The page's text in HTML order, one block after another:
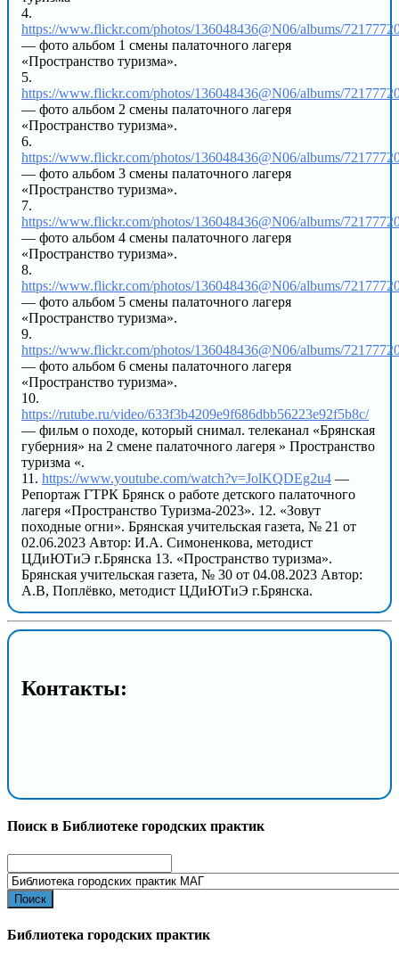
4.
https://www.flickr.com/photos/136048436@N06/albums/
— фото альбом 1 смены палаточного лагеря
«Пространство туризма».
5.
https://www.flickr.com/photos/136048436@N06/albums/
— фото альбом 2 смены палаточного лагеря
«Пространство туризма».
6.
https://www.flickr.com/photos/136048436@N06/albums/
— фото альбом 3 смены палаточного лагеря
«Пространство туризма».
7.
https://www.flickr.com/photos/136048436@N06/albums/
— фото альбом 4 смены палаточного лагеря
«Пространство туризма».
8.
https://www.flickr.com/photos/136048436@N06/albums/
— фото альбом 5 смены палаточного лагеря
«Пространство туризма».
9.
https://www.flickr.com/photos/136048436@N06/albums/
— фото альбом 6 смены палаточного лагеря
«Пространство туризма».
10.
https://rutube.ru/video/633f3b4209e9f686dbb56223e92f5b8c/
— фильм о походе, который снимал. телеканал «Брянская
губерния» на 2 смене палаточного лагеря » Пространство
туризма «.
11. https://www.youtube.com/watch?v=JolKQDEg2u4 —
Репортаж ГТРК Брянск о работе детского палаточного
лагеря «Пространство Туризма-2023». 12. «Зовут
походные огни». Брянская учительская газета, № 21 от
02.06.2023 Автор: И.А. Симоненкова, методист
ЦДиЮТиЭ г.Брянска 13. «Пространство туризма».
Брянская учительская газета, № 30 от 04.08.2023 Автор:
А.В, Поплёвко, методист ЦДиЮТиЭ г.Брянска.
Контакты:
Поиск в Библиотеке городских практик
for:
Библиотека городских практик